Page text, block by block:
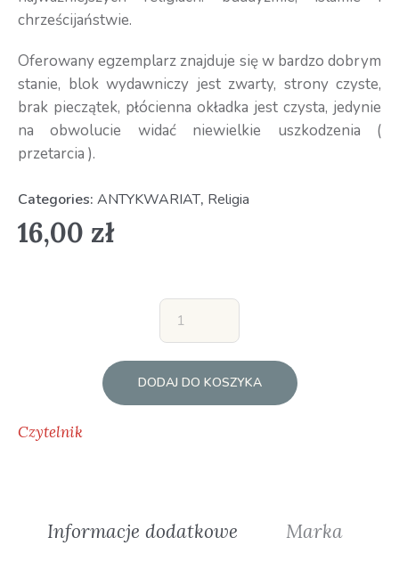
chrześcijaństwie.
Oferowany egzemplarz znajduje się w bardzo dobrym
stanie, blok wydawniczy jest zwarty, strony czyste,
brak pieczątek, płócienna okładka jest czysta, jedynie
na obwolucie widać niewielkie uszkodzenia (
przetarcia ).
Categories: ANTYKWARIAT, Religia
16,00 zł
DODAJ DO KOSZYKA
Czytelnik
Informacje dodatkowe Marka